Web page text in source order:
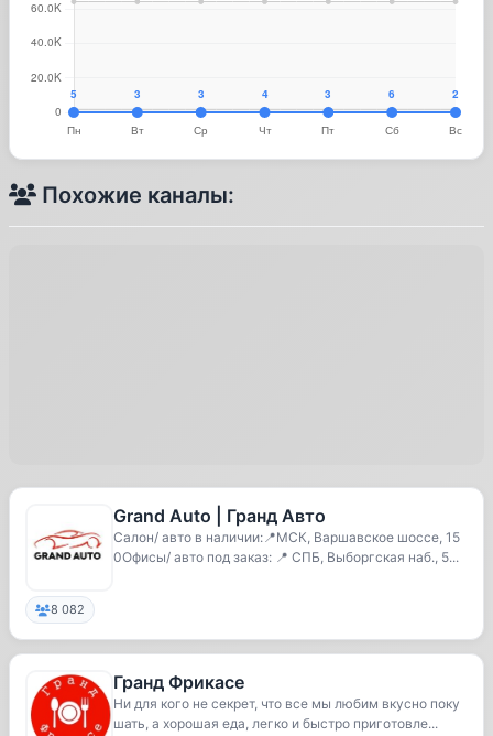
Похожие каналы:
Grand Auto | Гранд Авто
Салон/ авто в наличии:📍МСК, Варшавское шоссе, 15
0Офисы/ авто под заказ: 📍 СПБ, Выборгская наб., 5...
8 082
Гранд Фрикасе
Ни для кого не секрет, что все мы любим вкусно поку
шать, а хорошая еда, легко и быстро приготовле...